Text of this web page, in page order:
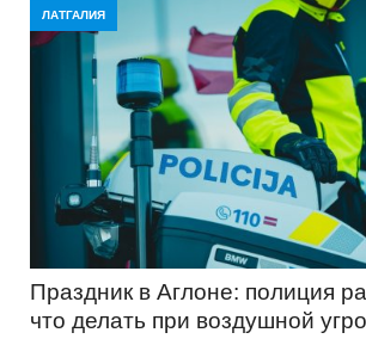
ЛАТГАЛИЯ
Праздник в Аглоне: полиция
что делать при воздушной